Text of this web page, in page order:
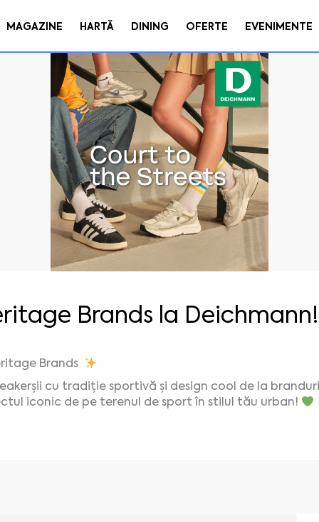
MAGAZINE HARTĂ DINING OFERTE EVENIMENTE
Brands la Deichmann!
Brands
cu tradiție sportivă și design cool de la
iconic de pe terenul de sport în stilul tău urban!